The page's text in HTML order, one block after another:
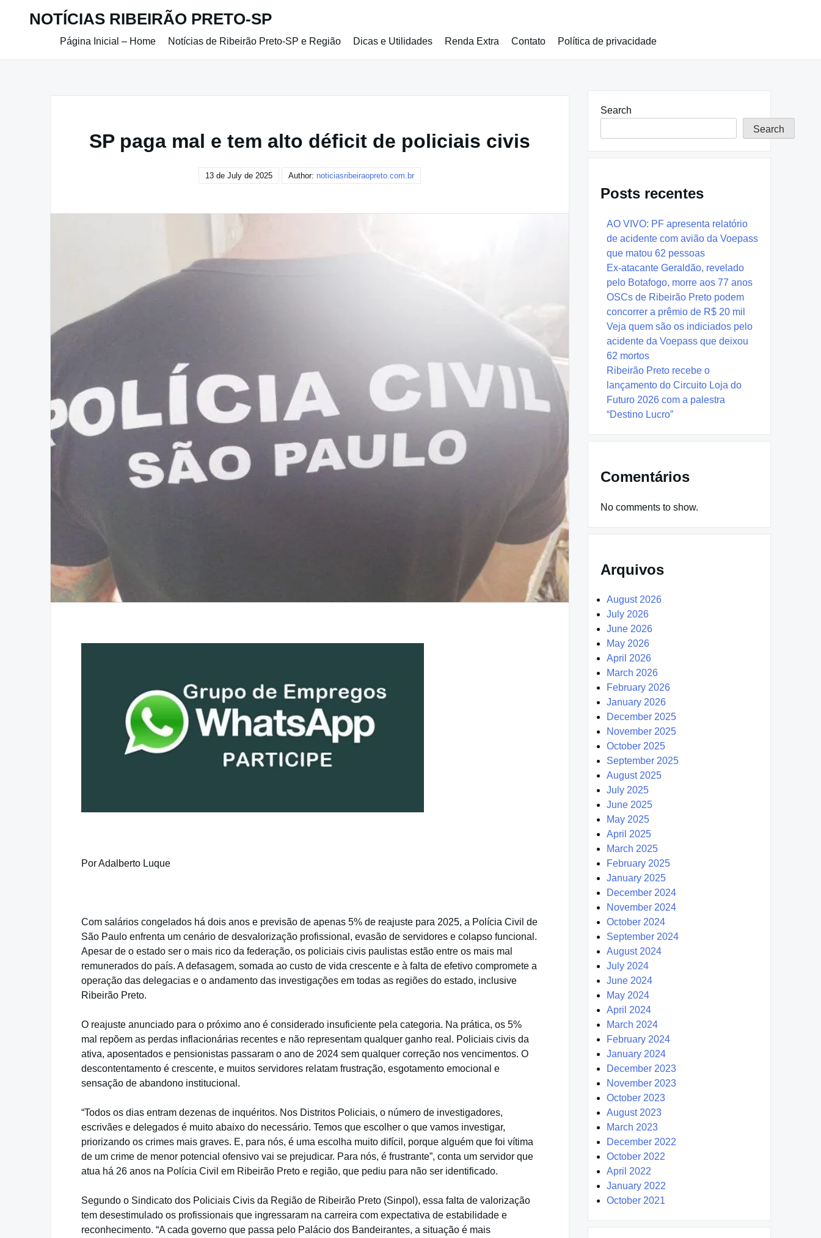
NOTÍCIAS RIBEIRÃO PRETO-SP
Página Inicial – Home Notícias de Ribeirão Preto-SP e Região Dicas e Utilidades Renda Extra Contato Política de privacidade
SP paga mal e tem alto déficit de policiais civis
13 de July de 2025 Author: noticiasribeiraopreto.com.br
Por Adalberto Luque
Com salários congelados há dois anos e previsão de apenas 5% de reajuste para 2025, a Polícia Civil de
São Paulo enfrenta um cenário de desvalorização profissional, evasão de servidores e colapso funcional.
Apesar de o estado ser o mais rico da federação, os policiais civis paulistas estão entre os mais mal
remunerados do país. A defasagem, somada ao custo de vida crescente e à falta de efetivo compromete a
operação das delegacias e o andamento das investigações em todas as regiões do estado, inclusive
Ribeirão Preto.
O reajuste anunciado para o próximo ano é considerado insuficiente pela categoria. Na prática, os 5%
mal repõem as perdas inflacionárias recentes e não representam qualquer ganho real. Policiais civis da
ativa, aposentados e pensionistas passaram o ano de 2024 sem qualquer correção nos vencimentos. O
descontentamento é crescente, e muitos servidores relatam frustração, esgotamento emocional e
sensação de abandono institucional.
“Todos os dias entram dezenas de inquéritos. Nos Distritos Policiais, o número de investigadores,
escrivães e delegados é muito abaixo do necessário. Temos que escolher o que vamos investigar,
priorizando os crimes mais graves. E, para nós, é uma escolha muito difícil, porque alguém que foi vítima
de um crime de menor potencial ofensivo vai se prejudicar. Para nós, é frustrante”, conta um servidor que
atua há 26 anos na Polícia Civil em Ribeirão Preto e região, que pediu para não ser identificado.
Segundo o Sindicato dos Policiais Civis da Região de Ribeirão Preto (Sinpol), essa falta de valorização
tem desestimulado os profissionais que ingressaram na carreira com expectativa de estabilidade e
reconhecimento. “A cada governo que passa pelo Palácio dos Bandeirantes, a situação é mais
Search
Search
Posts recentes
AO VIVO: PF apresenta relatório
de acidente com avião da Voepass
que matou 62 pessoas
Ex-atacante Geraldão, revelado
pelo Botafogo, morre aos 77 anos
OSCs de Ribeirão Preto podem
concorrer a prêmio de R$ 20 mil
Veja quem são os indiciados pelo
acidente da Voepass que deixou
62 mortos
Ribeirão Preto recebe o
lançamento do Circuito Loja do
Futuro 2026 com a palestra
“Destino Lucro”
Comentários
No comments to show.
Arquivos
August 2026
July 2026
June 2026
May 2026
April 2026
March 2026
February 2026
January 2026
December 2025
November 2025
October 2025
September 2025
August 2025
July 2025
June 2025
May 2025
April 2025
March 2025
February 2025
January 2025
December 2024
November 2024
October 2024
September 2024
August 2024
July 2024
June 2024
May 2024
April 2024
March 2024
February 2024
January 2024
December 2023
November 2023
October 2023
August 2023
March 2023
December 2022
October 2022
April 2022
January 2022
October 2021